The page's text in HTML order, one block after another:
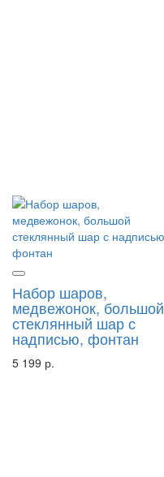
Набор шаров,
медвежонок, большой
стеклянный шар с
надписью, фонтан
5 199 р.